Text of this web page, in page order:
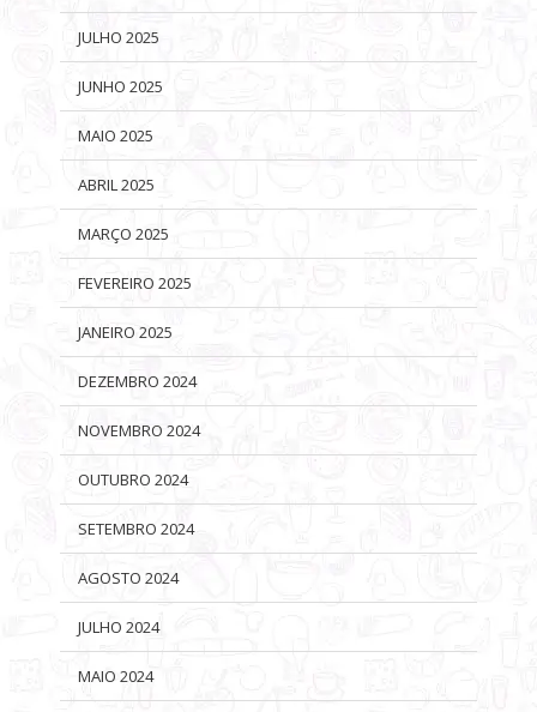
JULHO 2025
JUNHO 2025
MAIO 2025
ABRIL 2025
MARÇO 2025
FEVEREIRO 2025
JANEIRO 2025
DEZEMBRO 2024
NOVEMBRO 2024
OUTUBRO 2024
SETEMBRO 2024
AGOSTO 2024
JULHO 2024
MAIO 2024